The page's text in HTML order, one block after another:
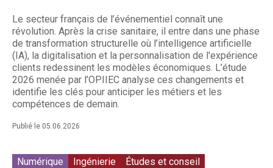
Le secteur français de l’événementiel connaît une
révolution. Après la crise sanitaire, il entre dans une phase
de transformation structurelle où l’intelligence artificielle
(IA), la digitalisation et la personnalisation de l'expérience
clients redessinent les modèles économiques. L’étude
2026 menée par l’OPIIEC analyse ces changements et
identifie les clés pour anticiper les métiers et les
compétences de demain.
Publié le 05.06.2026
Numérique Ingénierie
Études et conseil